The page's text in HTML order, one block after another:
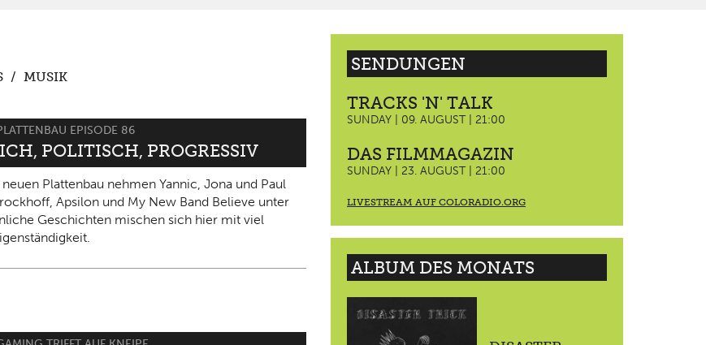
/ MUSIK
EPISODE 86
POLITISCH, PROGRESSIV
Plattenbau nehmen Yannic, Jona und Paul
Apsilon und My New Band Believe unter
Geschichten mischen sich hier mit viel
SENDUNGEN
TRACKS 'N' TALK
SUNDAY | 09. AUGUST | 21:00
DAS FILMMAGAZIN
SUNDAY | 23. AUGUST | 21:00
LIVESTREAM AUF COLORADIO.ORG
ALBUM DES MONATS